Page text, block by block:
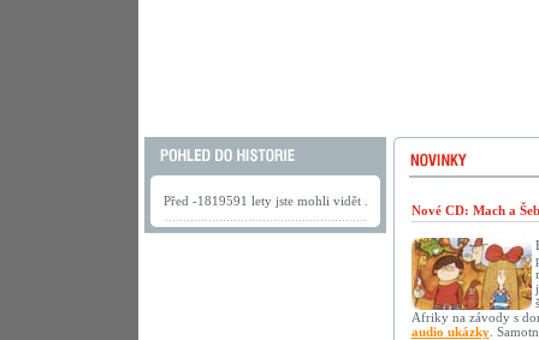
Před -1819591 lety jste mohli vidět .
Nové CD: Mach a
Afriky na závody s
audio ukázky.